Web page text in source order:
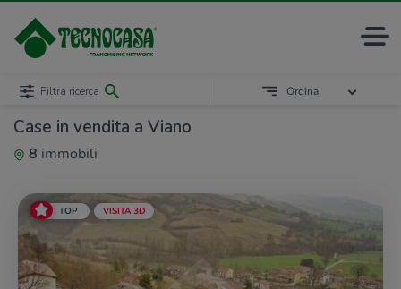
Case in vendita a Viano
8 immobili
Filtra ricerca Ordina
TOP VISITA 3D